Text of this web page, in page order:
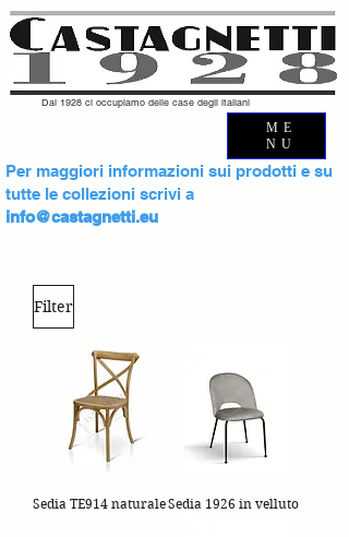
Dal 1928 ci occupiamo delle case degli italiani
Per maggiori informazioni sui prodotti e su
tutte le collezioni scrivi a
info@castagnetti.eu
ME
NU
Filter
Sedia TE914 naturaleSedia 1926 in velluto